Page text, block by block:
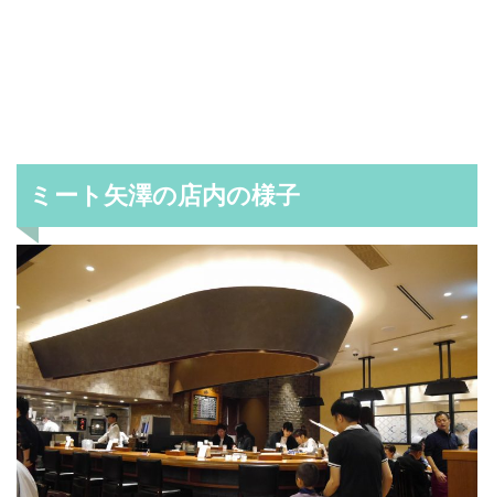
ミート矢澤の店内の様子